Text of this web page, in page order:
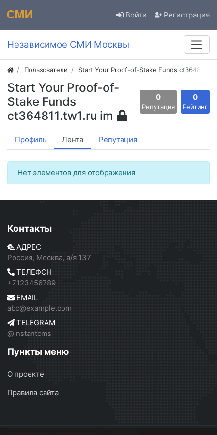
Войти Регистрация
Независимое СМИ Москвы
Пользователи Start Your Proof-of-Stake Funds
Start Your Proof-of-
Stake Funds
ct364811.tw1.ru im
0
Репутация
0
Рейтинг
Профиль Лента Репутация
Нет элементов для отображения
Контакты
АДРЕС
Россия, Москва, а/я 137
ТЕЛЕФОН
+7123456789
EMAIL
abc@example.com
TELEGRAM
@instantcms
Пункты меню
О проекте
Правила сайта